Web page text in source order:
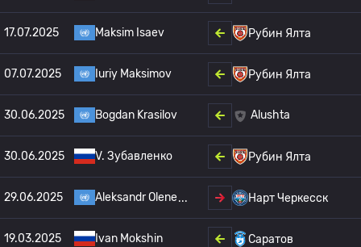
17.07.2025 Maksim Isaev Рубин Ялта
07.07.2025 Iuriy Maksimov Рубин Ялта
30.06.2025 Bogdan Krasilov Alushta
30.06.2025 V. Зубавленко Рубин Ялта
29.06.2025 Aleksandr Olene Нарт Черкесск
19.03.2025 Ivan Mokshin Саратов